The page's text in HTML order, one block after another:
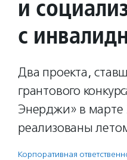
и
с
Два проекта,
грантового
Энерджи» в
реализованы
Корпоративная